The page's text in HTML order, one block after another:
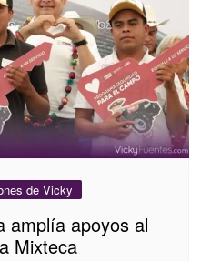
de Vicky
amplía apoyos al
Mixteca